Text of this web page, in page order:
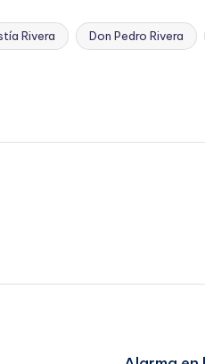
Rivera Don Pedro Rivera